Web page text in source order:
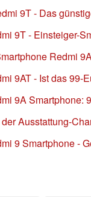
9T - Das
9T - Einsteiger-
Redmi
9AT - Ist das 99-
9A Smartphone:
Ausstattung-
9 Smartphone -